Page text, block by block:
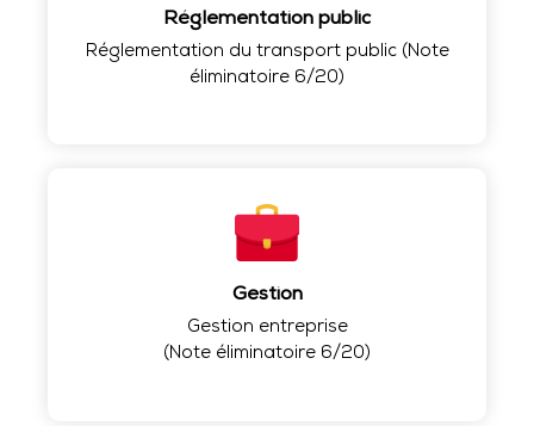
Réglementation public
Réglementation du transport public (Note
éliminatoire 6/20)
Gestion
Gestion entreprise
(Note éliminatoire 6/20)